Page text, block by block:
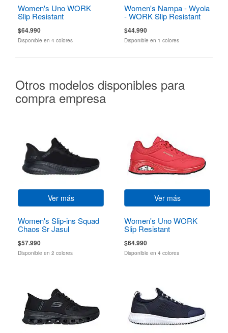
Women's Uno WORK
Slip Resistant
$64.990
Disponible en 4 colores
Women's Nampa - Wyola
- WORK Slip Resistant
$44.990
Disponible en 1 colores
Otros modelos disponibles para
compra empresa
Ver más
Women's Slip-ins Squad
Chaos Sr Jasul
$57.990
Disponible en 2 colores
Ver más
Women's Uno WORK
Slip Resistant
$64.990
Disponible en 4 colores